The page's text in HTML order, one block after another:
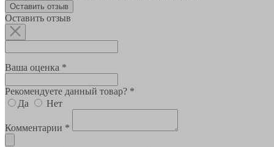
Оставить отзыв
Оставить отзыв
Ваша оценка *
Рекомендуете данный товар? *
Да
Нет
Комментарии *